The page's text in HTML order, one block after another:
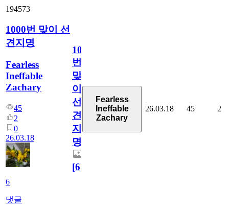
194573
1000번 맞이 선
견지명
Fearless
Ineffable
Zachary
45
2
0
26.03.18
6
댓글
1000
번
맞
이
선
견
지
명
[6]
Fearless
Ineffable
Zachary
26.03.18 45 2